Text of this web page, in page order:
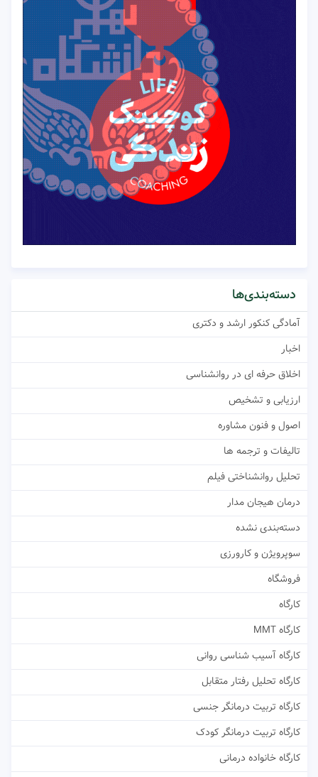
دسته‌بندی‌ها
آمادگی کنکور ارشد و دکتری
اخبار
اخلاق حرفه ای در روانشناسی
ارزیابی و تشخیص
اصول و فنون مشاوره
تالیفات و ترجمه ها
تحلیل روانشناختی فیلم
درمان هیجان مدار
دسته‌بندی نشده
سوپرویژن و کارورزی
فروشگاه
کارگاه
کارگاه MMT
کارگاه آسیب شناسی روانی
کارگاه تحلیل رفتار متقابل
کارگاه تربیت درمانگر جنسی
کارگاه تربیت درمانگر کودک
کارگاه خانواده درمانی